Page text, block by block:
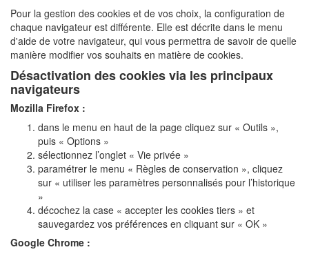
Pour la gestion des cookies et de vos choix, la configuration de
chaque navigateur est différente. Elle est décrite dans le menu
d'aide de votre navigateur, qui vous permettra de savoir de quelle
manière modifier vos souhaits en matière de cookies.
Désactivation des cookies via les principaux
navigateurs
Mozilla Firefox :
dans le menu en haut de la page cliquez sur « Outils »,
puis « Options »
sélectionnez l’onglet « Vie privée »
paramétrer le menu « Règles de conservation », cliquez
sur « utiliser les paramètres personnalisés pour l’historique
»
décochez la case « accepter les cookies tiers » et
sauvegardez vos préférences en cliquant sur « OK »
Google Chrome :